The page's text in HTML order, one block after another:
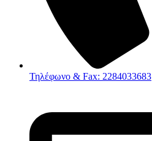
Τηλέφωνο & Fax: 2284033683